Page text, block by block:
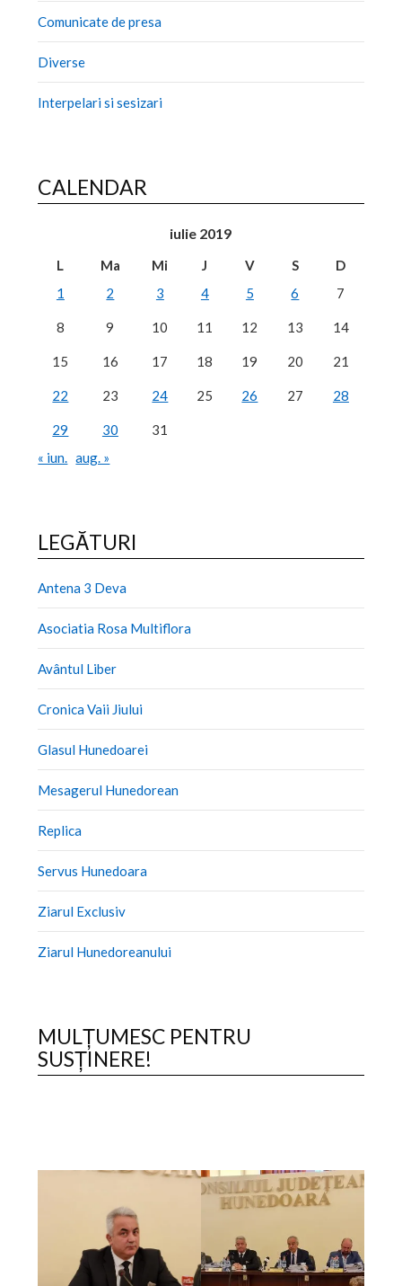
Comunicate de presa
Diverse
Interpelari si sesizari
CALENDAR
iulie 2019
L Ma Mi J V S
D
1
2 3 4 5 6 7
8 9 10 11 12 13 14
15 16 17 18 19 20 21
22 23 24 25 26 27 28
29 30
31
« iun. aug. »
LEGĂTURI
Antena 3 Deva
Asociatia Rosa Multiflora
Avântul Liber
Cronica Vaii Jiului
Glasul Hunedoarei
Mesagerul Hunedorean
Replica
Servus Hunedoara
Ziarul Exclusiv
Ziarul Hunedoreanului
MULȚUMESC PENTRU
SUSȚINERE!